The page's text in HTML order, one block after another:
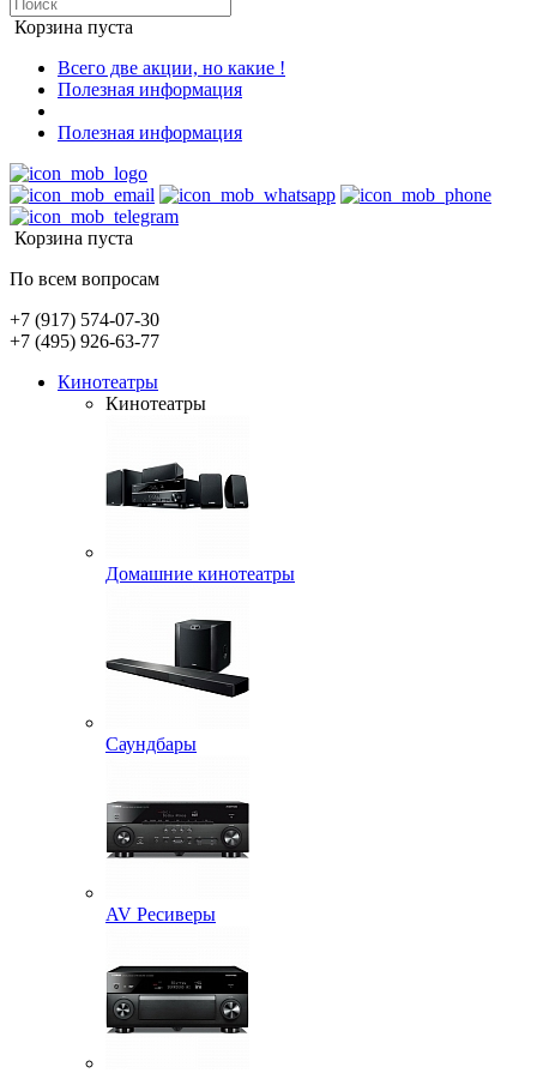
Корзина пуста
Всего две акции, но какие !
Полезная информация
Полезная информация
Корзина пуста
По всем вопросам
+7 (917) 574-07-30
+7 (495) 926-63-77
Кинотеатры
Кинотеатры
Домашние кинотеатры
Саундбары
AV Ресиверы